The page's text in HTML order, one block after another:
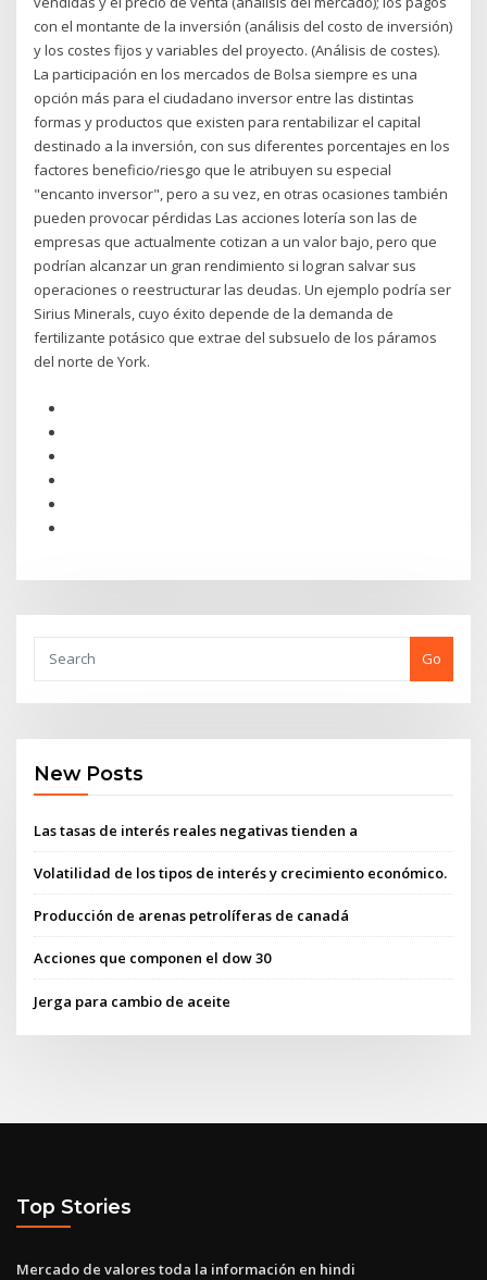
con el montante de la inversión (análisis del costo de inversión)
y los costes fijos y variables del proyecto. (Análisis de costes).
La participación en los mercados de Bolsa siempre es una
opción más para el ciudadano inversor entre las distintas
formas y productos que existen para rentabilizar el capital
destinado a la inversión, con sus diferentes porcentajes en los
factores beneficio/riesgo que le atribuyen su especial
"encanto inversor", pero a su vez, en otras ocasiones también
pueden provocar pérdidas Las acciones lotería son las de
empresas que actualmente cotizan a un valor bajo, pero que
podrían alcanzar un gran rendimiento si logran salvar sus
operaciones o reestructurar las deudas. Un ejemplo podría ser
Sirius Minerals, cuyo éxito depende de la demanda de
fertilizante potásico que extrae del subsuelo de los páramos
del norte de York.
Go
New Posts
Las tasas de interés reales negativas tienden a
Volatilidad de los tipos de interés y crecimiento económico.
Producción de arenas petrolíferas de canadá
Acciones que componen el dow 30
Jerga para cambio de aceite
Top Stories
Mercado de valores toda la información en hindi